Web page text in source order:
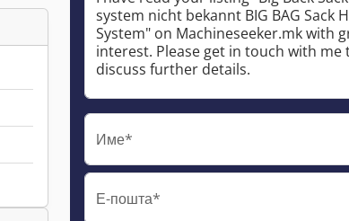
Име*
Е-пошта*